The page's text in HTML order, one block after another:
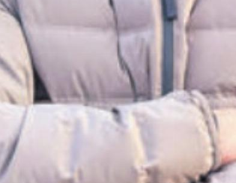
spielt eine Sahne-Saison. Nun bleibt
zu bestreiten. Und was für eines.
ist Ehrendingen und Ex-Muri-
Sieger der ...
Sie